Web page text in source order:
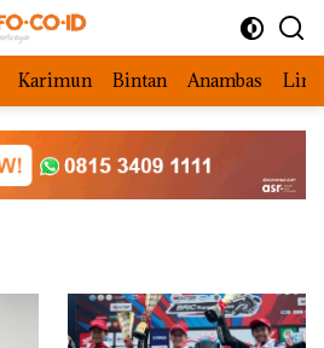
Karimun Bintan Anambas